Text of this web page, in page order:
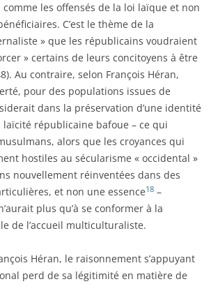
les offensés de la loi laïque et non
C’est le thème de la
» que les républicains voudraient
» certains de leurs concitoyens à être
Au contraire, selon François Héran,
pour des populations issues de
dans la préservation d’une identité
républicaine bafoue – ce qui
alors que les croyances qui
hostiles au sécularisme « occidental »
nouvellement réinventées dans des
et non une essence18 –
plus qu’à se conformer à la
de l’accueil multiculturaliste.
Héran, le raisonnement s’appuyant
perd de sa légitimité en matière de